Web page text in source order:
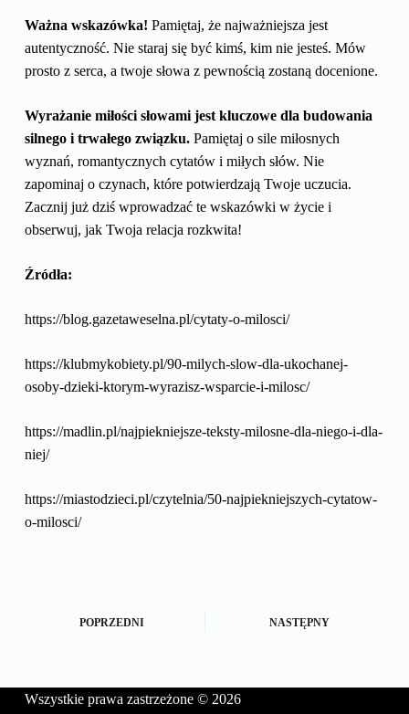
Ważna wskazówka! Pamiętaj, że najważniejsza jest
autentyczność. Nie staraj się być kimś, kim nie jesteś. Mów
prosto z serca, a twoje słowa z pewnością zostaną docenione.
Wyrażanie miłości słowami jest kluczowe dla budowania
silnego i trwałego związku.Pamiętaj o sile miłosnych
wyznań, romantycznych cytatów i miłych słów. Nie
zapominaj o czynach, które potwierdzają Twoje uczucia.
Zacznij już dziś wprowadzać te wskazówki w życie i
obserwuj, jak Twoja relacja rozkwita!
Źródła:
https://blog.gazetaweselna.pl/cytaty-o-milosci/
https://klubmykobiety.pl/90-milych-slow-dla-ukochanej-
osoby-dzieki-ktorym-wyrazisz-wsparcie-i-milosc/
https://madlin.pl/najpiekniejsze-teksty-milosne-dla-niego-i-dla-
niej/
https://miastodzieci.pl/czytelnia/50-najpiekniejszych-cytatow-
o-milosci/
POPRZEDNI NASTĘPNY
Wszystkie prawa zastrzeżone © 2026